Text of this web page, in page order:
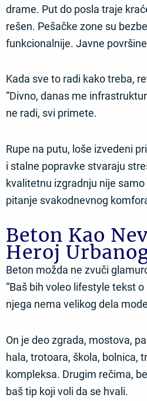
drame. Put do posla traje
rešen. Pešačke zone su
funkcionalnije. Javne
Kada sve to radi kako treba,
“Divno, danas me
ne radi, svi primete.
Rupe na putu, loše izvedeni
i stalne popravke stvaraju
kvalitetnu izgradnju nije
pitanje svakodnevnog
Beton Kao
Heroj
Beton možda ne zvuči
“Baš bih voleo lifestyle tekst o
njega nema velikog dela
On je deo zgrada, mostova,
hala, trotoara, škola, bolnica,
kompleksa. Drugim rečima,
baš tip koji voli da se hvali.